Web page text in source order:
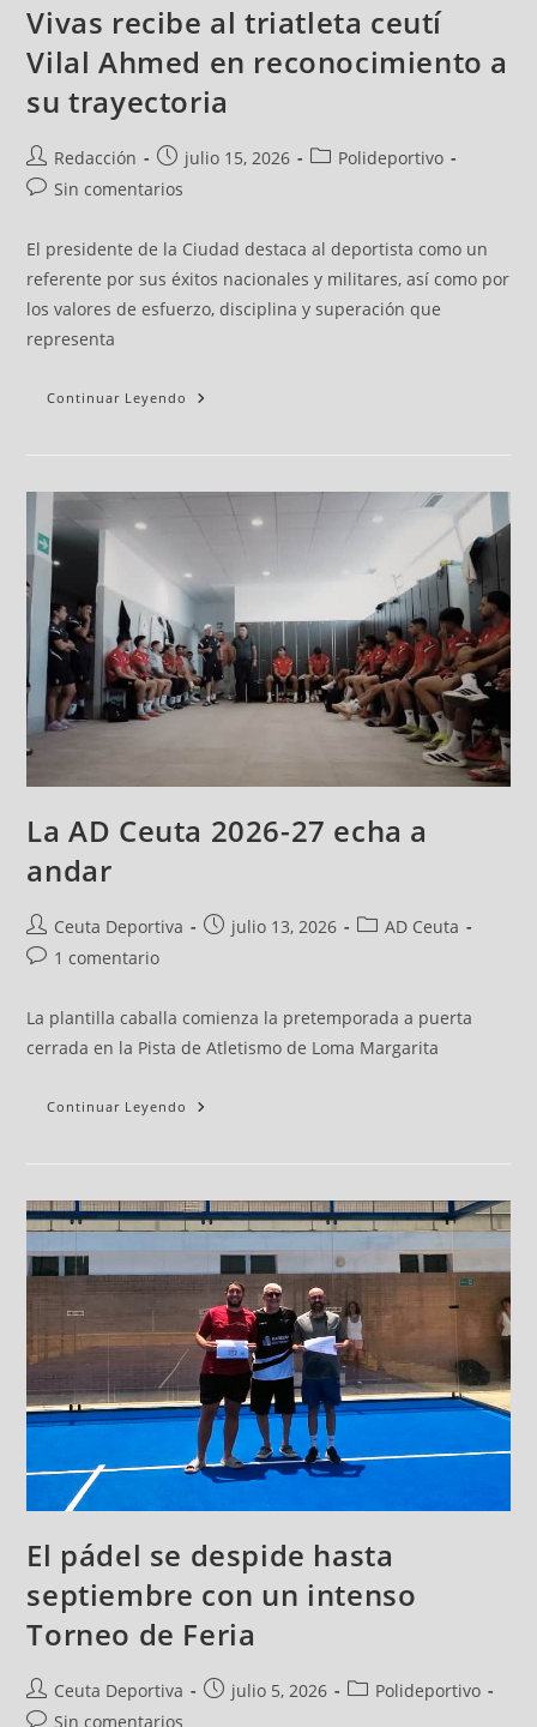
Vivas recibe al triatleta ceutí
Vilal Ahmed en reconocimiento a
su trayectoria
Redacción julio 15, 2026
Polideportivo
Sin comentarios
El presidente de la Ciudad destaca al deportista como un
referente por sus éxitos nacionales y militares, así como por
los valores de esfuerzo, disciplina y superación que
representa
Continuar Leyendo
La AD Ceuta 2026-27 echa a
andar
Ceuta Deportiva julio 13, 2026
AD Ceuta
1 comentario
La plantilla caballa comienza la pretemporada a puerta
cerrada en la Pista de Atletismo de Loma Margarita
Continuar Leyendo
El pádel se despide hasta
septiembre con un intenso
Torneo de Feria
Ceuta Deportiva julio 5, 2026
Polideportivo
Sin comentarios